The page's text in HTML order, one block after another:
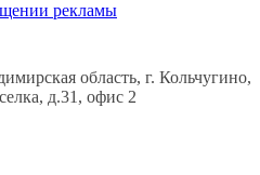
рекламы
область, г. Кольчугино,
д.31, офис 2